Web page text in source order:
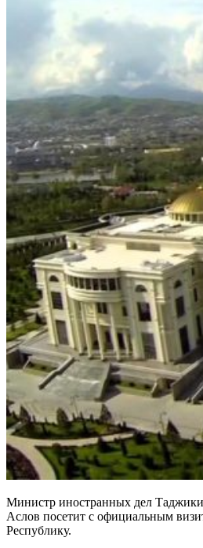
Министр иностранных дел
Аслов посетит с официальным
Республику.